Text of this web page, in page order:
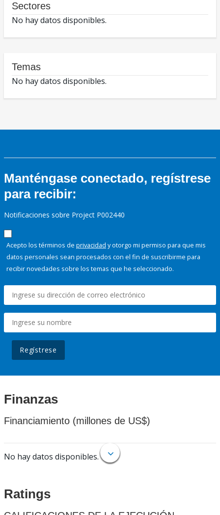
Sectores
No hay datos disponibles.
Temas
No hay datos disponibles.
Manténgase conectado, regístrese
para recibir:
Notificaciones sobre Project P002440
Acepto los términos de privacidad y otorgo mi permiso para que mis
datos personales sean procesados con el fin de suscribirme para
recibir novedades sobre los temas que he seleccionado.
Regístrese
Finanzas
Financiamiento (millones de US$)
No hay datos disponibles.
Ratings